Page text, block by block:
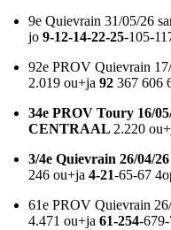
9e Quievrain 31/05/26
jo 9-12-14-22-25-105-
92e PROV Quievrain
2.019 ou+ja 92 367 606
34e PROV Toury 16/
CENTRAAL 2.220
3/4e Quievrain 26/04/
246 ou+ja 4-21-65-67
61e PROV Quievrain
4.471 ou+ja 61-254-